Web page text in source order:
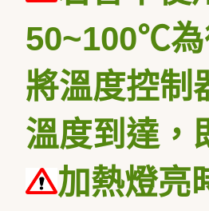
50~100℃為
將溫度控制
溫度到達，
加熱燈亮